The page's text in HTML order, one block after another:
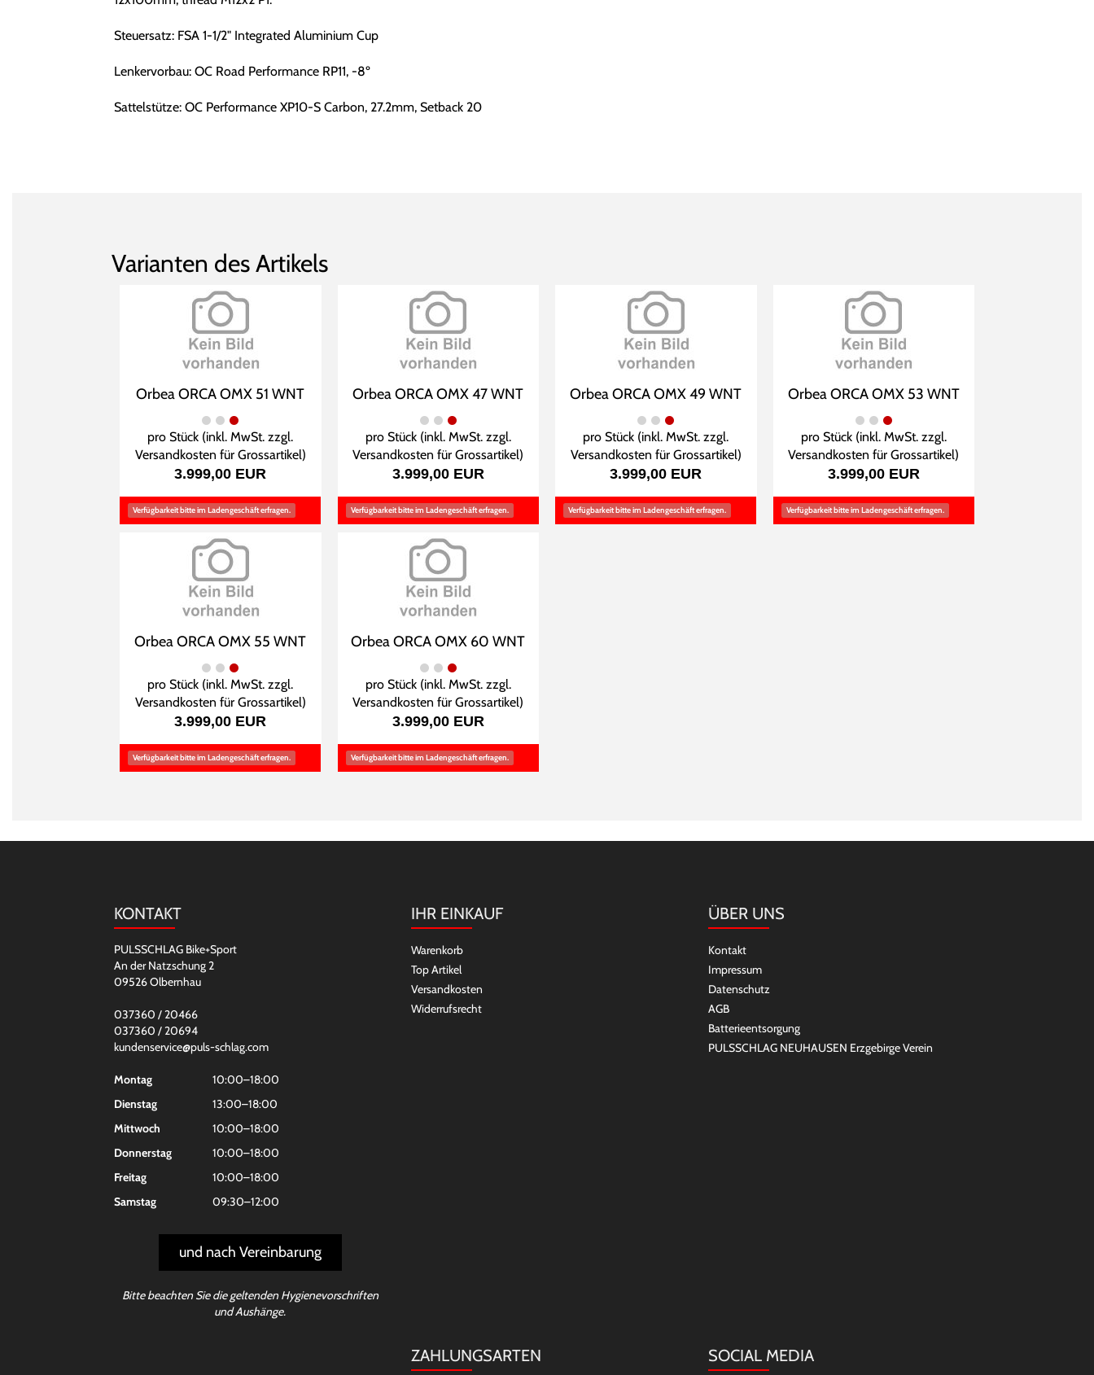
Steuersatz: FSA 1-1/2" Integrated Aluminium Cup
Lenkervorbau: OC Road Performance RP11, -8º
Sattelstütze: OC Performance XP10-S Carbon, 27.2mm, Setback 20
Varianten des Artikels
Orbea ORCA OMX 51 WNT
pro Stück (inkl. MwSt. zzgl.
Versandkosten für Grossartikel)
3.999,00 EUR
Verfügbarkeit bitte im Ladengeschäft erfragen.
Orbea ORCA OMX 47 WNT
pro Stück (inkl. MwSt. zzgl.
Versandkosten für Grossartikel)
3.999,00 EUR
Verfügbarkeit bitte im Ladengeschäft erfragen.
Orbea ORCA OMX 49 WNT
pro Stück (inkl. MwSt. zzgl.
Versandkosten für Grossartikel)
3.999,00 EUR
Verfügbarkeit bitte im Ladengeschäft erfragen.
Orbea ORCA OMX 53 WNT
pro Stück (inkl. MwSt. zzgl.
Versandkosten für Grossartikel)
3.999,00 EUR
Verfügbarkeit bitte im Ladengeschäft erfragen.
Orbea ORCA OMX 55 WNT
pro Stück (inkl. MwSt. zzgl.
Versandkosten für Grossartikel)
3.999,00 EUR
Verfügbarkeit bitte im Ladengeschäft erfragen.
Orbea ORCA OMX 60 WNT
pro Stück (inkl. MwSt. zzgl.
Versandkosten für Grossartikel)
3.999,00 EUR
Verfügbarkeit bitte im Ladengeschäft erfragen.
KONTAKT
PULSSCHLAG Bike+Sport
An der Natzschung 2
09526 Olbernhau
037360 / 20466
037360 / 20694
kundenservice@puls-schlag.com
Montag
10:00–18:00
Dienstag
13:00–18:00
Mittwoch
10:00–18:00
Donnerstag
10:00–18:00
Freitag
10:00–18:00
Samstag
09:30–12:00
und nach Vereinbarung
Bitte beachten Sie die geltenden Hygienevorschriften
und Aushänge.
IHR EINKAUF
Warenkorb
Top Artikel
Versandkosten
Widerrufsrecht
ÜBER UNS
Kontakt
Impressum
Datenschutz
AGB
Batterieentsorgung
PULSSCHLAG NEUHAUSEN Erzgebirge Verein
ZAHLUNGSARTEN SOCIAL MEDIA